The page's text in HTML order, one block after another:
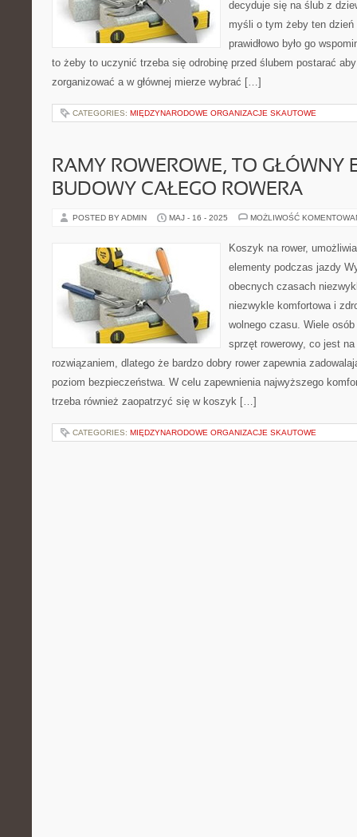
decyduje się na ślub z
myśli o tym żeby ten dzień
prawidłowo było go
to żeby to uczynić trzeba się odrobinę przed ślubem postarać
zorganizować a w głównej mierze wybrać […]
CATEGORIES: MIĘDZYNARODOWE ORGANIZACJE SKAUTOWE
RAMY ROWEROWE, TO GŁÓWNY
BUDOWY CAŁEGO ROWERA
POSTED BY ADMIN MAJ - 16 - 2025 MOŻLIWOŚĆ
Koszyk na rower,
elementy podczas jazdy
obecnych czasach
niezwykle komfortowa i
wolnego czasu. Wiele
sprzęt rowerowy, co jest
rozwiązaniem, dlatego że bardzo dobry rower zapewnia
poziom bezpieczeństwa. W celu zapewnienia najwyższego
trzeba również zaopatrzyć się w koszyk […]
CATEGORIES: MIĘDZYNARODOWE ORGANIZACJE SKAUTOWE